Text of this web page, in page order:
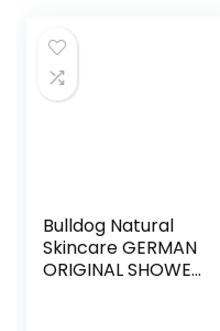
Bulldog Natural
Skincare GERMAN
ORIGINAL SHOWER